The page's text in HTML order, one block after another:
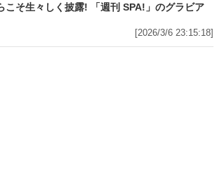
「子宮恋愛」出演、「水ダウ」でクロちゃんを
ル山田かな(30)が柔肌Gカップを様々な経験をし
てきたからこそ生々しく披露! 「週刊 SPA!」の